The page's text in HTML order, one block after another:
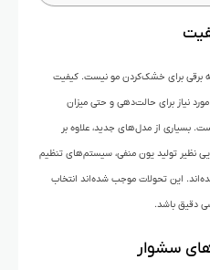
برقی برای خشک‌کردن مو نیست. کیفیت
نیاز برای حالت‌دهی و حتی میزان
بسیاری از مدل‌های جدید، علاوه بر
نظیر تولید یون منفی، سیستم‌های تنظیم
این تحولات موجب شده‌اند انتخاب
دقیق باشد.
سشوار